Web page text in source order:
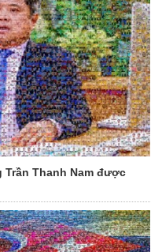
Thanh Nam được